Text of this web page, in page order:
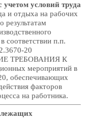
условий труда
и отдыха на рабочих
результатам
соответствии п.п.
20
ТРЕБОВАНИЯ К
мероприятий в
обеспечивающих
факторов
на работника.